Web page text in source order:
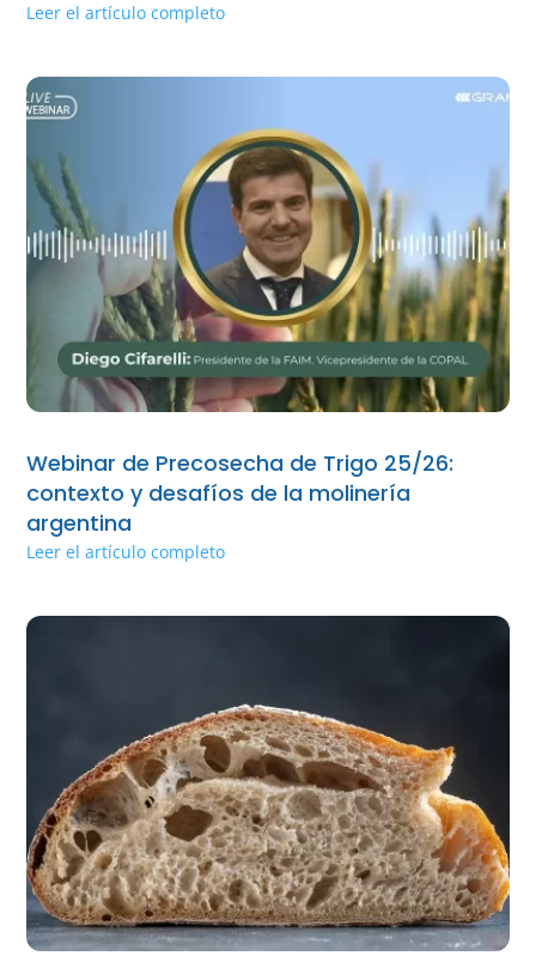
Leer el artículo completo
Webinar de Precosecha de Trigo 25/26:
contexto y desafíos de la molinería
argentina
Leer el artículo completo